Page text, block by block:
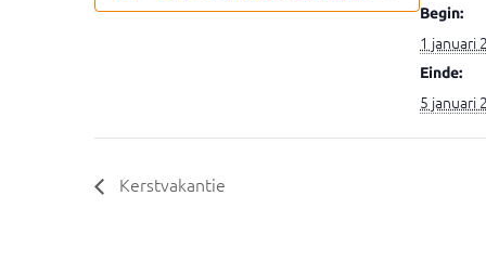
Begin:
1 januari
Einde:
5 januari
Kerstvakantie